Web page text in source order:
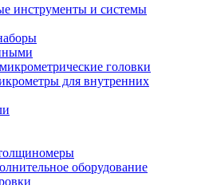
инструменты и системы
головки
для внутренних
оборудование